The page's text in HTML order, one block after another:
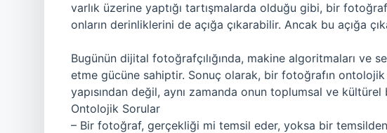
varlık üzerine yaptığı tartışmalarda olduğu gibi, bir
onların derinliklerini de açığa çıkarabilir. Ancak bu açığa
Bugünün dijital fotoğrafçılığında, makine algoritmaları ve
etme gücüne sahiptir. Sonuç olarak, bir fotoğrafın
yapısından değil, aynı zamanda onun toplumsal ve kültürel
Ontolojik Sorular
– Bir fotoğraf, gerçekliği mi temsil eder, yoksa bir